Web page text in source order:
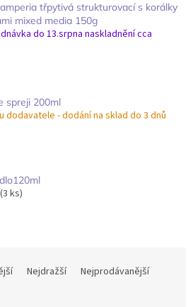
třpytivá strukturovací s korálky
mixed media 150g
do 13.srpna naskladnění cca
spreji 200ml
dodavatele - dodání na sklad do 3 dnů
(3 ks)
Nejdražší
Nejprodávanější